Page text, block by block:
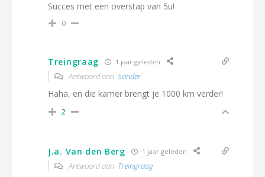
Succes met een overstap van 5u!
0
Treingraag 1 jaar geleden
Antwoord aan Sander
Haha, en die kamer brengt je 1000 km verder!
2
J.a. Van den Berg 1 jaar geleden
Antwoord aan Treingraag